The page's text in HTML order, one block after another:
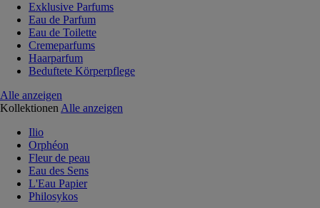
Exklusive Parfums
Eau de Parfum
Eau de Toilette
Cremeparfums
Haarparfum
Beduftete Körperpflege
Alle anzeigen
Kollektionen Alle anzeigen
Ilio
Orphéon
Fleur de peau
Eau des Sens
L'Eau Papier
Philosykos